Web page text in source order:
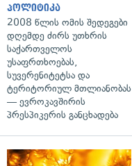
პოლიტიკა
2008 წლის ომის შედეგები
დღემდე ძირს უთხრის
საქართველოს
უსაფრთხოებას,
სუვერენიტეტსა და
ტერიტორიულ მთლიანობას
— ევროკავშირის
პრესპიკერის განცხადება